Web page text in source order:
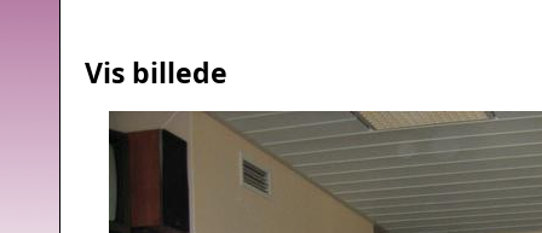
Vis billede